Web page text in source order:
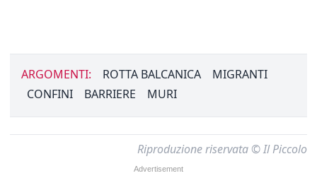
ARGOMENTI: ROTTA BALCANICA
MIGRANTI
CONFINI
BARRIERE MURI
Riproduzione riservata © Il Piccolo